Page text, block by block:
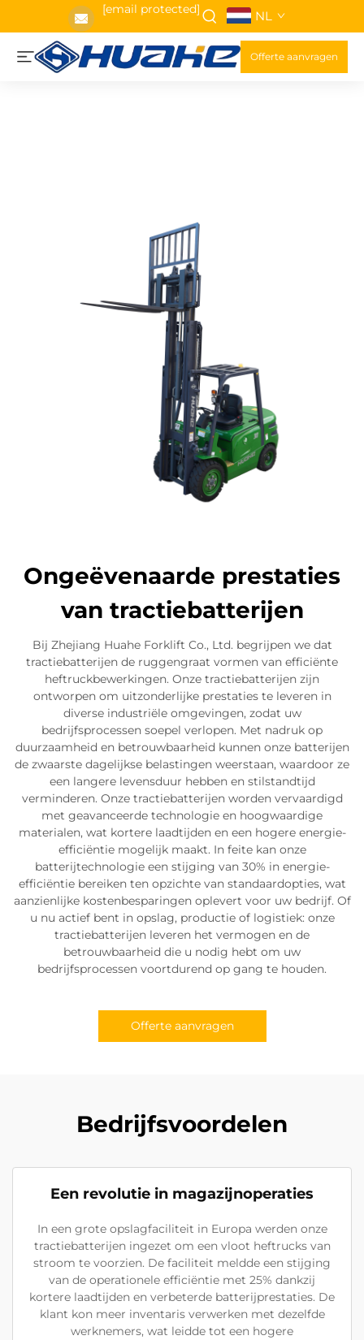
[email protected] NL
Offerte aanvragen
Ongeëvenaarde prestaties
van tractiebatterijen
Bij Zhejiang Huahe Forklift Co., Ltd. begrijpen we dat
tractiebatterijen de ruggengraat vormen van efficiënte
heftruckbewerkingen. Onze tractiebatterijen zijn
ontworpen om uitzonderlijke prestaties te leveren in
diverse industriële omgevingen, zodat uw
bedrijfsprocessen soepel verlopen. Met nadruk op
duurzaamheid en betrouwbaarheid kunnen onze batterijen
de zwaarste dagelijkse belastingen weerstaan, waardoor ze
een langere levensduur hebben en stilstandtijd
verminderen. Onze tractiebatterijen worden vervaardigd
met geavanceerde technologie en hoogwaardige
materialen, wat kortere laadtijden en een hogere energie-
efficiëntie mogelijk maakt. In feite kan onze
batterijtechnologie een stijging van 30% in energie-
efficiëntie bereiken ten opzichte van standaardopties, wat
aanzienlijke kostenbesparingen oplevert voor uw bedrijf. Of
u nu actief bent in opslag, productie of logistiek: onze
tractiebatterijen leveren het vermogen en de
betrouwbaarheid die u nodig hebt om uw
bedrijfsprocessen voortdurend op gang te houden.
Offerte aanvragen
Bedrijfsvoordelen
Een revolutie in magazijnoperaties
In een grote opslagfaciliteit in Europa werden onze
tractiebatterijen ingezet om een vloot heftrucks van
stroom te voorzien. De faciliteit meldde een stijging
van de operationele efficiëntie met 25% dankzij
kortere laadtijden en verbeterde batterijprestaties. De
klant kon meer inventaris verwerken met dezelfde
werknemers, wat leidde tot een hogere